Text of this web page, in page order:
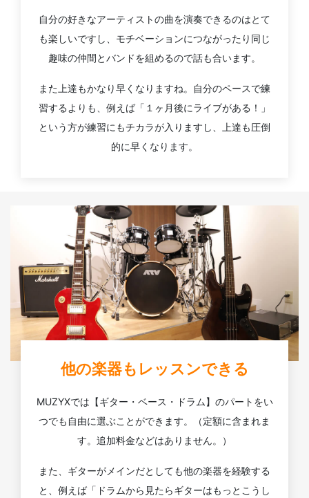
自分の好きなアーティストの曲を演奏できるのはとて
も楽しいですし、モチベーションにつながったり同じ
趣味の仲間とバンドを組めるので話も合います。
また上達もかなり早くなりますね。自分のペースで練
習するよりも、例えば「１ヶ月後にライブがある！」
という方が練習にもチカラが入りますし、上達も圧倒
的に早くなります。
他の楽器もレッスンできる
MUZYXでは【ギター・ベース・ドラム】のパートをい
つでも自由に選ぶことができます。（定額に含まれま
す。追加料金などはありません。）
また、ギターがメインだとしても他の楽器を経験する
と、例えば「ドラムから見たらギターはもっとこうし